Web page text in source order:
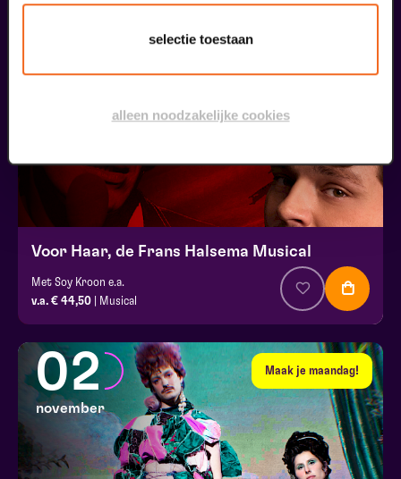
selectie toestaan
alleen noodzakelijke cookies
oktober
Voor Haar, de Frans Halsema Musical
Met Soy Kroon e.a.
v.a. € 44,50 | Musical
Maak je maandag!
02
november